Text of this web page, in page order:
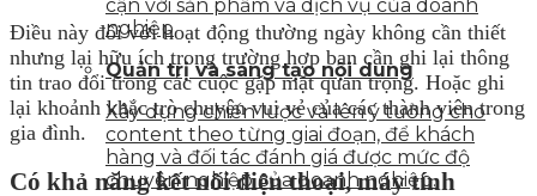
cận với sản phẩm và dịch vụ của doanh
nghiệp
Quản trị và sáng tạo nội dung
Xây dựng chiến lược và lên ý tưởng cho
content theo từng giai đoạn, để khách
hàng và đối tác đánh giá được mức độ
chuyên nghiệp của doanh nghiệp.
Điều này đối với hoạt động thường ngày không cần thiết
nhưng lại hữu ích trong trường hợp bạn cần ghi lại thông
tin trao đổi trong các cuộc gặp mặt quan trọng. Hoặc ghi
lại khoảnh khắc trò chuyện vui vẻ của các thành viên trong
gia đình.
Có khả năng kết nối điện thoại, máy tính